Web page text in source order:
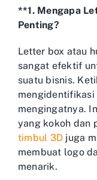
**1. Mengapa
Penting?
Letter box atau
sangat efektif
suatu bisnis.
mengingatnya.
yang kokoh dan
timbul 3D juga
membuat logo
menarik.